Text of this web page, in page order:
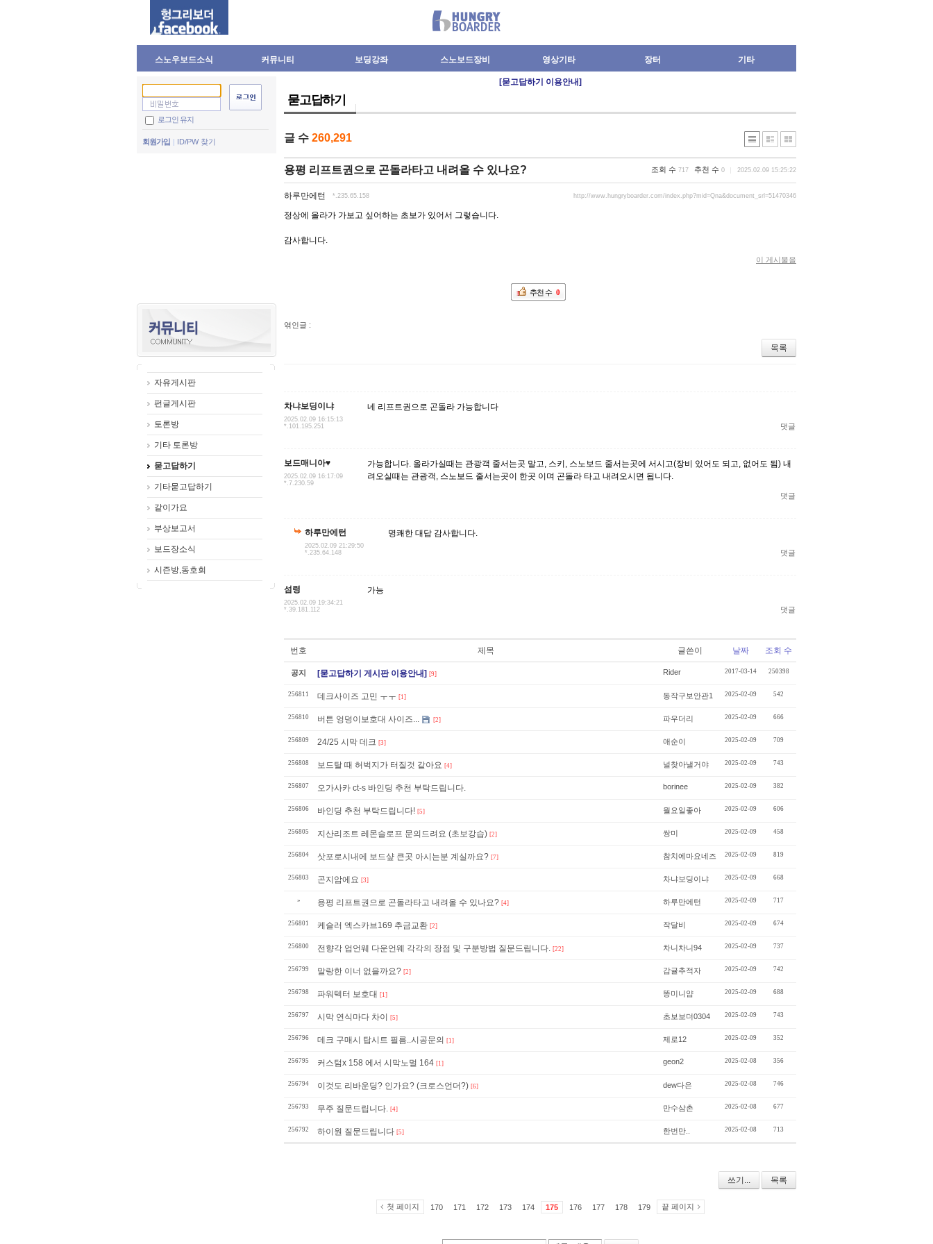
스노우보드소식 커뮤니티 보딩강좌 스노보드장비 영상기타 장터 기타
로그인 유지
회원가입 ID/PW 찾기
자유게시판
펀글게시판
토론방
기타 토론방
묻고답하기
기타묻고답하기
같이가요
부상보고서
보드장소식
시즌방,동호회
[묻고답하기 이용안내]
묻고답하기
글 수 260,291
용평 리프트권으로 곤돌라타고 내려올 수 있나요? 조회 수 717 추천 수 0 2025.02.09 15:25:22
하루만에턴 *.235.65.158 http://www.hungryboarder.com/index.php?mid=Qna&document_srl=51470346
정상에 올라가 가보고 싶어하는 초보가 있어서 그렇습니다.
감사합니다.
이 게시물을
추천 수 0
엮인글 :
목록
차냐보딩이냐
2025.02.09 16:15:13
*.101.195.251
네 리프트권으로 곤돌라 가능합니다
댓글
보드매니아♥
2025.02.09 16:17:09
*.7.230.59
가능합니다. 올라가실때는 관광객 줄서는곳 말고, 스키, 스노보드 줄서는곳에 서시고(장비 있어도 되고, 없어도 됨) 내
려오실때는 관광객, 스노보드 줄서는곳이 한곳 이며 곤돌라 타고 내려오시면 됩니다.
댓글
하루만에턴
2025.02.09 21:29:50
*.235.64.148
명쾌한 대답 감사합니다.
댓글
섬령
2025.02.09 19:34:21
*.39.181.112
가능
댓글
번호 제목 글쓴이 날짜 조회 수
공지 [묻고답하기 게시판 이용안내] [9] Rider 2017-03-14 250398
256811 데크사이즈 고민 ㅜㅜ [1] 동작구보안관1 2025-02-09 542
256810 버튼 엉덩이보호대 사이즈... [2] 파우더리 2025-02-09 666
256809 24/25 시막 데크 [3] 애순이 2025-02-09 709
256808 보드탈 때 허벅지가 터질것 같아요 [4] 널찾아낼거야 2025-02-09 743
256807 오가사카 ct-s 바인딩 추천 부탁드립니다. borinee 2025-02-09 382
256806 바인딩 추천 부탁드립니다! [5] 월요일좋아 2025-02-09 606
256805 지산리조트 레몬슬로프 문의드려요 (초보강습) [2] 쌍미 2025-02-09 458
256804 삿포로시내에 보드샾 큰곳 아시는분 계실까요? [7] 참치에마요네즈 2025-02-09 819
256803 곤지암에요 [3] 차냐보딩이냐 2025-02-09 668
» 용평 리프트권으로 곤돌라타고 내려올 수 있나요? [4] 하루만에턴 2025-02-09 717
256801 케슬러 엑스카브169 추금교환 [2] 작달비 2025-02-09 674
256800 전향각 업언웨 다운언웨 각각의 장점 및 구분방법 질문드립니다. [22] 차니차니94 2025-02-09 737
256799 말랑한 이너 없을까요? [2] 감귤추적자 2025-02-09 742
256798 파워텍터 보호대 [1] 똥미니얌 2025-02-09 688
256797 시막 연식마다 차이 [5] 초보보더0304 2025-02-09 743
256796 데크 구매시 탑시트 필름..시공문의 [1] 제로12 2025-02-09 352
256795 커스텀x 158 에서 시막노멀 164 [1] geon2 2025-02-08 356
256794 이것도 리바운딩? 인가요? (크로스언더?) [6] dew다은 2025-02-08 746
256793 무주 질문드립니다. [4] 만수삼촌 2025-02-08 677
256792 하이원 질문드립니다 [5] 한번만.. 2025-02-08 713
쓰기... 목록
첫 페이지 170 171 172 173 174 175 176 177 178 179 끝 페이지